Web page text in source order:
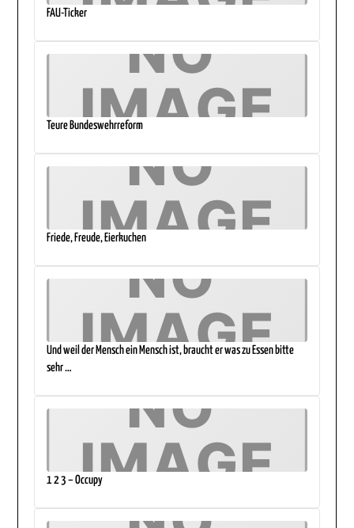
FAU-Ticker
Teure Bundeswehrreform
Friede, Freude, Eierkuchen
Und weil der Mensch ein Mensch ist, braucht er was zu Essen bitte
sehr …
1 2 3 – Occupy